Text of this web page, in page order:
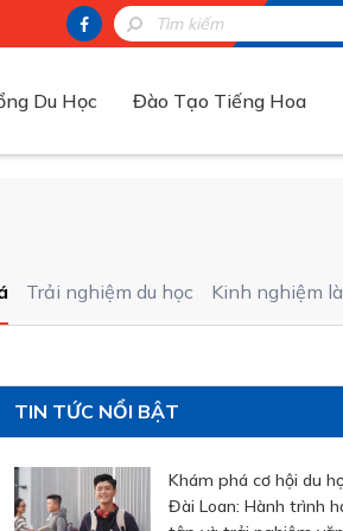
Du Học Đào Tạo Tiếng Hoa
Trải nghiệm du học Kinh nghiệm
TIN TỨC NỔI BẬT
Khám phá cơ hội du
Đài Loan: Hành trình